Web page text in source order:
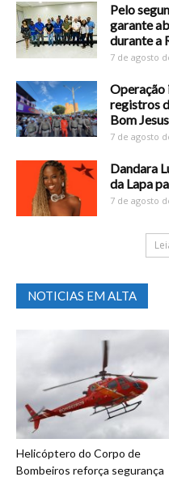
Pelo
garante
durante a
7 de agosto
Operação
registros
Bom
7 de agosto
Dandara
da Lapa
7 de agosto
NOTICIAS EM ALTA
Helicóptero do Corpo de
Bombeiros reforça segurança